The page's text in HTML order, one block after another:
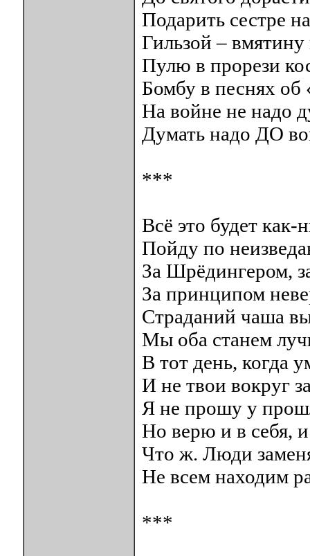
Подарить сестре
Гильзой – вмятину
Пулю в прорези
Бомбу в песнях об
На войне не надо
Думать надо ДО
***
Всё это будет как-
Пойду по
За Шрёдингером,
За принципом
Страданий чаша
Мы оба станем
В тот день, когда
И не твои вокруг
Я не прошу у
Но верю и в себя,
Что ж. Люди
Не всем находим
***